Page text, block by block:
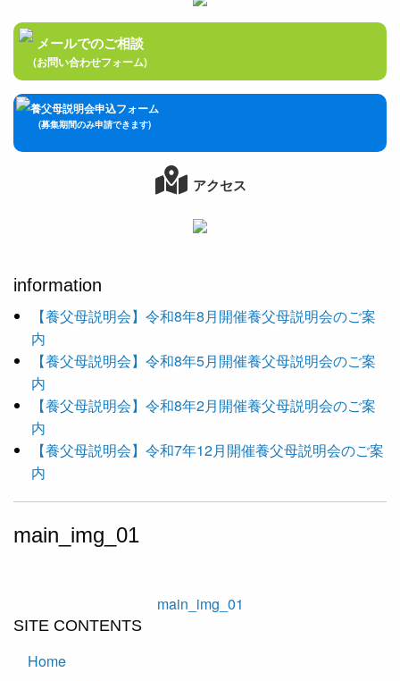
メールでのご相談
(お問い合わせフォーム)
養父母説明会申込フォーム
(募集期間のみ申請できます)
アクセス
information
【養父母説明会】令和8年8月開催養父母説明会のご案
内
【養父母説明会】令和8年5月開催養父母説明会のご案
内
【養父母説明会】令和8年2月開催養父母説明会のご案
内
【養父母説明会】令和7年12月開催養父母説明会のご案
内
main_img_01
main_img_01
SITE CONTENTS
Home